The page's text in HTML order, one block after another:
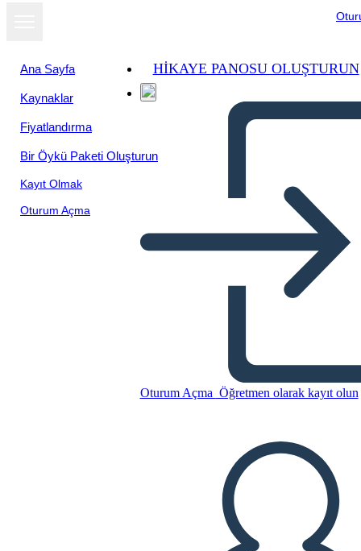
Ana Sayfa
Kaynaklar
Fiyatlandırma
Bir Öykü Paketi Oluşturun
Kayıt Olmak
Oturum Açma
HIKAYE PANOSU OLUŞTURUN
Oturum Açma Öğretmen olarak kayıt olun
ציר הרשות המחוקקת
Bu Öykü Panosunu kopyala
BİR HİKAYE PANOSU OLUŞTUR
SLAYT GÖSTERİSİNİ OYNAT
BENİ OKU